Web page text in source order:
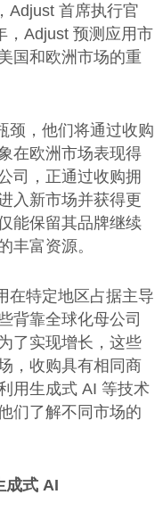
Adjust 首席执行官
，Adjust 预测应用市
国和欧洲市场的重
颈，他们将通过收购
在欧洲市场表现得
司，正通过收购拥
入新市场并获得更
能保留其品牌继续
丰富资源。
在特定地区占据主导
背靠全球化母公司
了实现增长，这些
，收购具有相同商
用生成式 AI 等技术
们了解不同市场的
成式 AI